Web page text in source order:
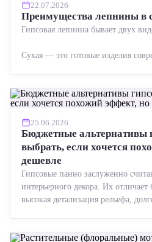
22.07.2026
Преимущества лепнины в
Гипсовая лепнина бывает двух
Сухая — это готовые изделия
25.06.2026
Бюджетные альтернативы
выбрать, если хочется
дешевле
Гипсовые панно заслуженно
интерьерного декора. Их отличает
высокая детализация рельефа,